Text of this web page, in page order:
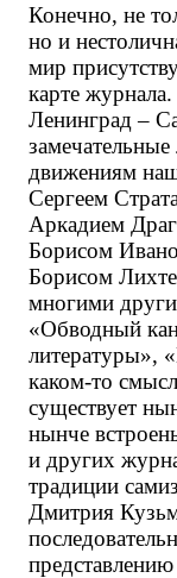
Конечно, не
но и
мир
карте
Ленинград –
движениям
Сергеем
Аркадием
Борисом
Борисом
многими
«Обводный
литературы»,
каком-то
существует
нынче
и других
традиции
Дмитрия